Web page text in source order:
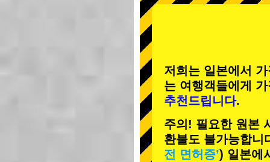
저희는 일본에서
는 여행객들에게
추천드립니다.
주의! 필요한 원본
환불도 불가능합니
전 면허증’) 일본에